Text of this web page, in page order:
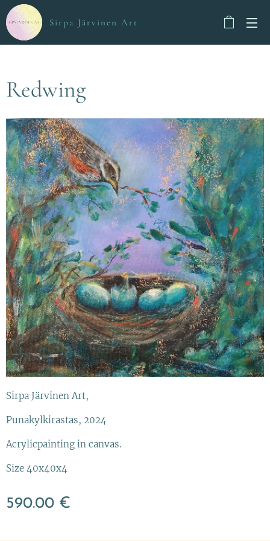
Sirpa Järvinen Art
Redwing
Sirpa Järvinen Art,
Punakylkirastas, 2024
Acrylicpainting in canvas.
Size 40x40x4
590.00 €